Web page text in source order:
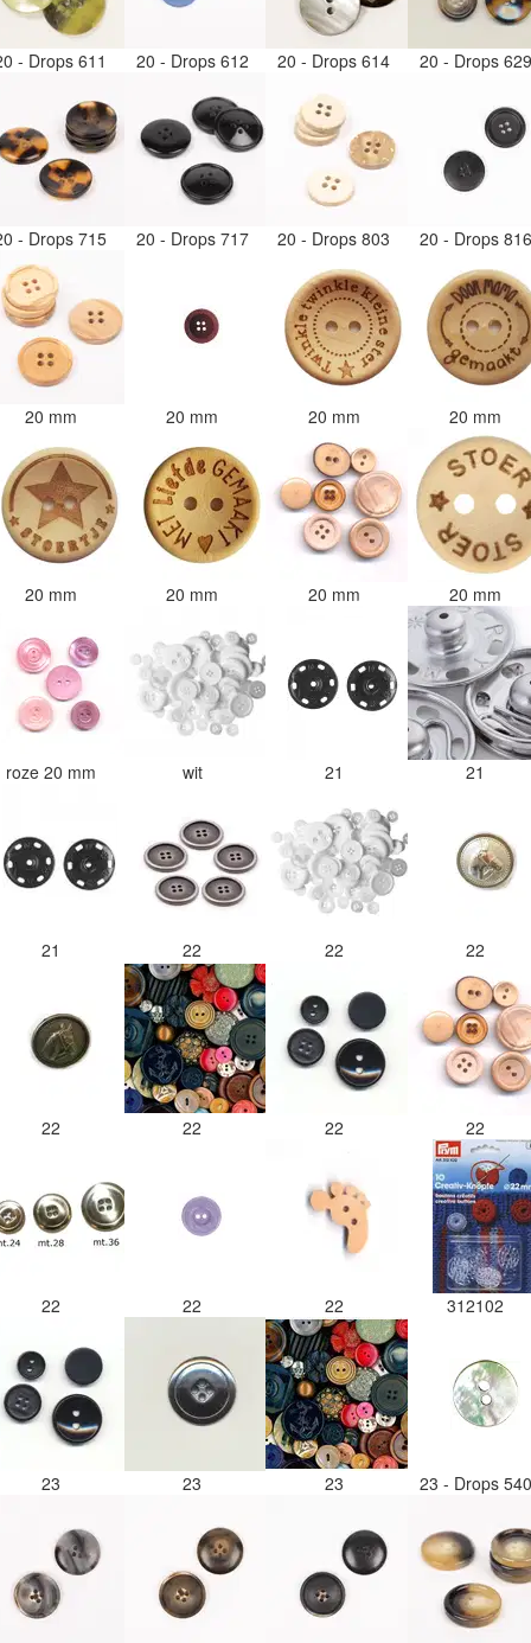
- Drops 611 20 - Drops 612 20 - Drops 614 20 - Drops
- Drops 715 20 - Drops 717 20 - Drops 803 20 - Drops
20 mm 20 mm 20 mm 20 mm
20 mm 20 mm 20 mm 20 mm
roze 20 mm wit 21 21
21 22 22 22
22 22 22 22
22 22 22 312102
23 23 23 23 - Drops